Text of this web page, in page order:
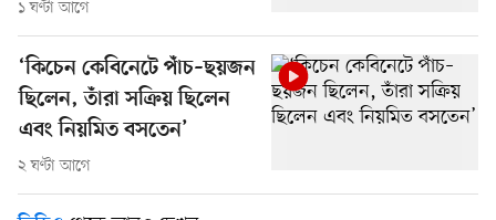
১ ঘণ্টা আগে
‘কিচেন কেবিনেটে পাঁচ–ছয়জন
ছিলেন, তাঁরা সক্রিয় ছিলেন
এবং নিয়মিত বসতেন’
২ ঘণ্টা আগে